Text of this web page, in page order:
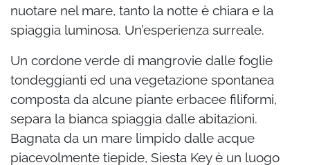
nuotare nel mare, tanto la notte è chiara e la
spiaggia luminosa. Un’esperienza surreale.
Un cordone verde di mangrovie dalle foglie
tondeggianti ed una vegetazione spontanea
composta da alcune piante erbacee filiformi,
separa la bianca spiaggia dalle abitazioni.
Bagnata da un mare limpido dalle acque
piacevolmente tiepide, Siesta Key è un luogo